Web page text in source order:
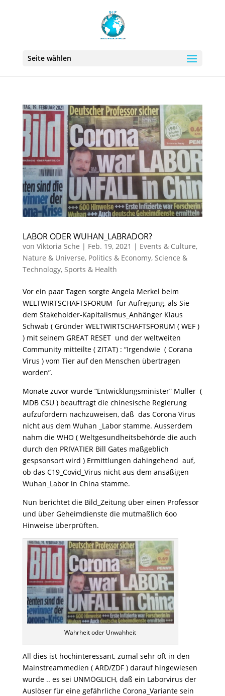
Seite wählen
LABOR ODER WUHAN_LABRADOR?
von Viktoria Sche | Feb. 19, 2021 | Events & Culture,
Nature & Universe, Politics & Economy, Science &
Technology, Sports & Health
Vor ein paar Tagen sorgte Angela Merkel beim
WELTWIRTSCHAFTSFORUM für Aufregung, als Sie
dem Stakeholder-Kapitalismus_Anhänger Klaus
Schwab ( Gründer WELTWIRTSCHAFTSFORUM ( WEF )
) mit seinem GREAT RESET und der weltweiten
Community mitteilte ( ZITAT) : “Irgendwie ( Corana
Virus ) vom Tier auf den Menschen übertragen
worden”.
Monate zuvor wurde “Entwicklungsminister” Müller (
MDB CSU ) beauftragt die chinesische Regierung
aufzufordern nachzuweisen, daß das Corona Virus
nicht aus dem Wuhan _Labor stamme. Ausserdem
nahm die WHO ( Weltgesundheitsbehörde die auch
durch den PRIVATIER Bill Gates maßgeblich
gespsonsort wird ) Ermittlungen dahingehend auf,
ob das C19_Covid_Virus nicht aus dem ansäßigen
Wuhan_Labor in China stamme.
Nun berichtet die Bild_Zeitung über einen Professor
und über Geheimdienste die mutmaßlich 6oo
Hinweise überprüften.
Wahrheit oder Unwahheit
All dies ist hochinteressant, zumal sehr oft in den
Mainstreammedien ( ARD/ZDF ) darauf hingewiesen
wurde .. es sei UNMÖGLICH, daß ein Laborvirus der
Auslöser für eine gefährliche Corona_Variante sein